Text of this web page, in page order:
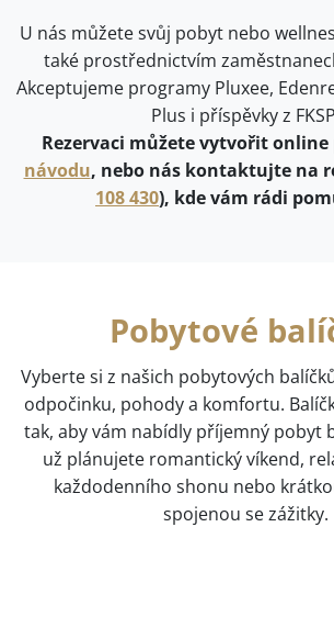
U nás můžete svůj pobyt nebo
také prostřednictvím
Akceptujeme programy Pluxee,
Plus i příspěvky z
Rezervaci můžete vytvořit online
návodu, nebo nás kontaktujte na
108 430), kde vám rádi
Pobytové
Vyberte si z našich pobytových
odpočinku, pohody a komfortu.
tak, aby vám nabídly příjemný
už plánujete romantický víkend,
každodenního shonu nebo
spojenou se zážitky.